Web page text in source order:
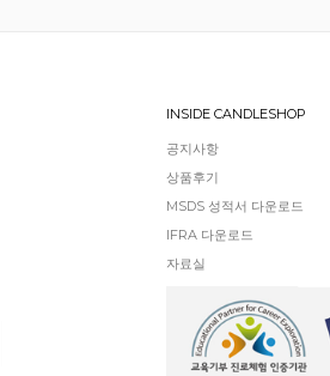
INSIDE CANDLESHOP
공지사항
상품후기
MSDS 성적서 다운로드
IFRA 다운로드
자료실